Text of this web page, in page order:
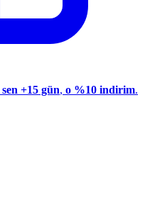
sen +15 gün, o %10 indirim.